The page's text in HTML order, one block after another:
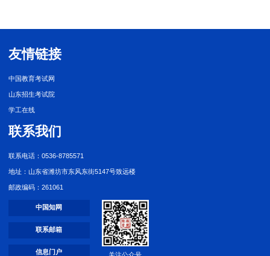
友情链接
中国教育考试网
山东招生考试院
学工在线
联系我们
联系电话：0536-8785571
地址：山东省潍坊市东风东街5147号致远楼
邮政编码：261061
中国知网
联系邮箱
信息门户